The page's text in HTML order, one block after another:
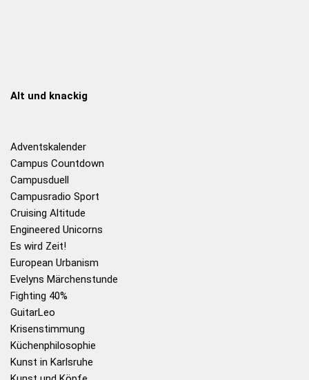
Alt und knackig
Adventskalender
Campus Countdown
Campusduell
Campusradio Sport
Cruising Altitude
Engineered Unicorns
Es wird Zeit!
European Urbanism
Evelyns Märchenstunde
Fighting 40%
GuitarLeo
Krisenstimmung
Küchenphilosophie
Kunst in Karlsruhe